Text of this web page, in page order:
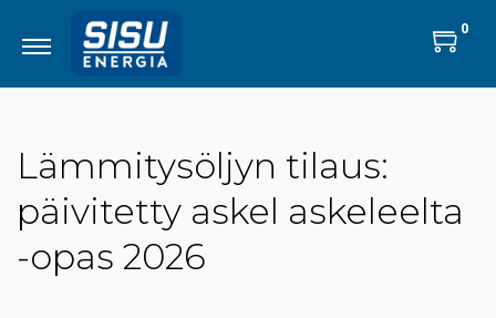
0
Lämmitysöljyn tilaus:
päivitetty askel askeleelta
-opas 2026